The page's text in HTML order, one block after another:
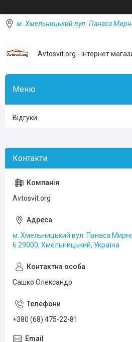
м. Хмельницький вул. Панаса
Avtosvit.org - інтернет
Відгуки
Avtosvit.org
м. Хмельницький вул. Панаса
6 29000, Хмельницький, Україна
Сашко Олександр
+380 (68) 475-22-81